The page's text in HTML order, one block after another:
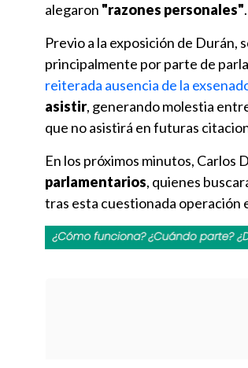
alegaron "razones personales".
Previo a la exposición de Durán,
principalmente por parte de
reiterada ausencia de la
asistir, generando molestia
que no asistirá en futuras
En los próximos minutos, Carlos
parlamentarios, quienes
tras esta cuestionada operación